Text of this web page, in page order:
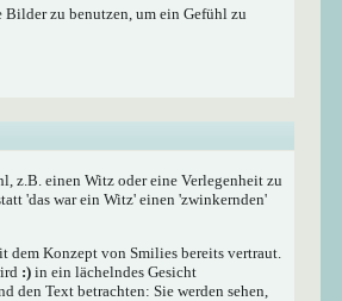
zu benutzen, um ein Gefühl zu
z.B. einen Witz oder eine Verlegenheit zu
'das war ein Witz' einen 'zwinkernden'
dem Konzept von Smilies bereits vertraut.
:) in ein lächelndes Gesicht
den Text betrachten: Sie werden sehen,